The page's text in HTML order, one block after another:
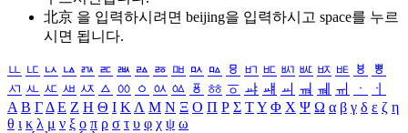
北京 을 입력하시려면 beijing을 입력하시고 space를 누르
시면 됩니다.
ㅥ ㅦ ㅧ ㅨ ㅩ ㅪ ㅫ ㅬ ㅭ ㅮ ㅯ ㅰ ㅱ ㅲ ㅳ ㅴ ㅵ ㅶ ㅷ ㅸ
ㅹ
ㅺ ㅻ ㅼ ㅽ ㅾ ㅿ ㆀ ㆁ ㆂ ㆃ ㆄ ㆅ ㆆ ㆇ ㆈ ㆉ ㆊ ㆋ ㆌ ㆍ
ㆎ
Α Β ΓΔ Ε Ζ Η Θ Ι ΚΛ Μ Ν Ξ Ο Π Ρ Σ ΤΥ Φ Χ Ψ Ω α β γ δ ε ζ η
θ ι κ λ μ ν ξ ο π ρ σ τ υ φ χ ψ ω